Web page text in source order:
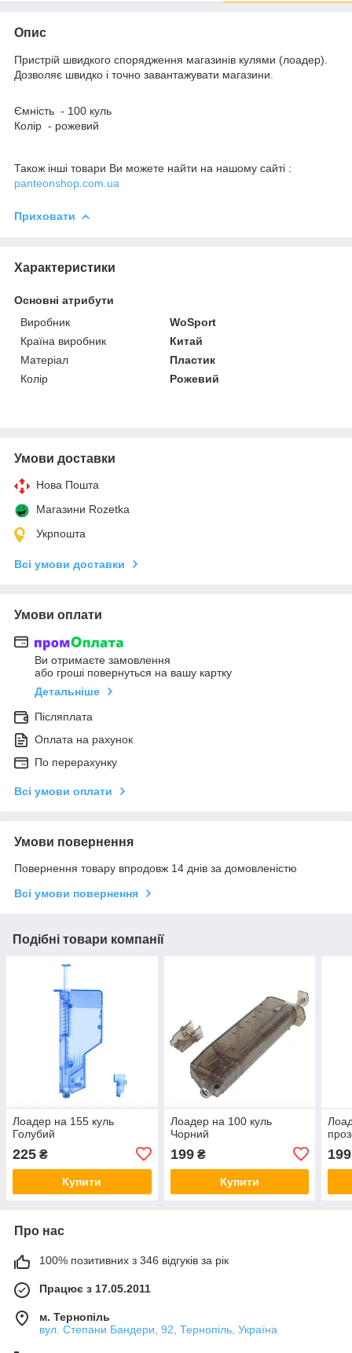
Опис
Пристрій швидкого спорядження магазинів кулями (лоадер).
Дозволяє швидко і точно завантажувати магазини.
Ємність - 100 куль
Колір - рожевий
Також інші товари Ви можете найти на нашому сайті :
panteonshop.com.ua
Приховати
Характеристики
Основні атрибути
Виробник
WoSport
Країна виробник
Китай
Матеріал
Пластик
Колір
Рожевий
Умови доставки
Нова Пошта
Магазини Rozetka
Укрпошта
Всі умови доставки
Умови оплати
Ви отримаєте замовлення
або гроші повернуться на вашу картку
Детальніше
Післяплата
Оплата на рахунок
По перерахунку
Всі умови оплати
Умови повернення
Повернення товару впродовж 14 днів за домовленістю
Всі умови повернення
Подібні товари компанії
Лоадер на 155 куль
Голубий
225 ₴
Купити
Лоадер на 100 куль
Чорний
199₴
Купити
199
Про нас
100% позитивних з 346 відгуків за рік
Працює з 17.05.2011
м. Тернопіль
вул. Степани Бандери, 92, Тернопіль, Україна